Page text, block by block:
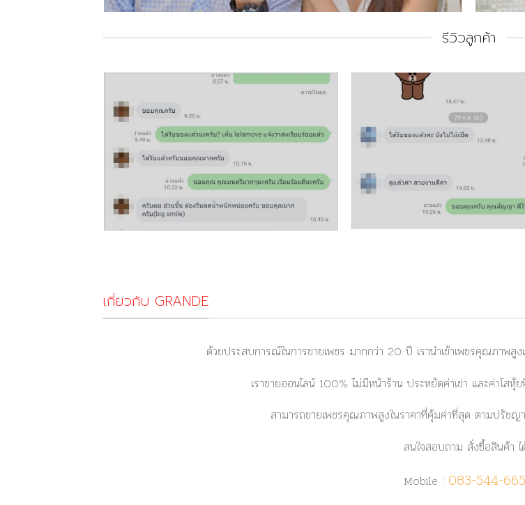
รีวิวลูกค้า
เกี่ยวกับ GRANDE
ด้วยประสบการณ์ในการขายเพชร มากกว่า 20 ปี เรานำเข้าเพชรคุณภาพสู
เราขายออนไลน์ 100% ไม่มีหน้าร้าน ประหยัดค่าเช่า และค่าโสหุ้
สามารถขายเพชรคุณภาพสูงในราคาที่คุ้มค่าที่สุด ตามปรัชญา
สนใจสอบถาม สั่งซื้อสินค้า ไ
Mobile : 083-544-